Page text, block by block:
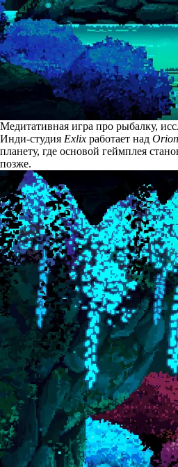
Медитативная игра про рыбалку,
Инди-студия Exlix работает над
планету, где основой геймплея
позже.